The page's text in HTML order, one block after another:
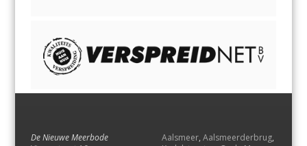
De Nieuwe Meerbode
Aalsmeer, Aalsmeerderbrug,